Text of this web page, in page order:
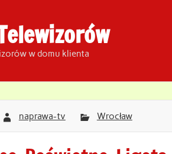
w domu klienta
naprawa-tv Wrocław